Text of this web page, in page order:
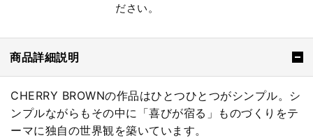
ださい。
商品詳細説明
CHERRY BROWNの作品はひとつひとつがシンプル。シ
ンプルながらもその中に「喜びが宿る」ものづくりをテ
ーマに独自の世界観を築いています。